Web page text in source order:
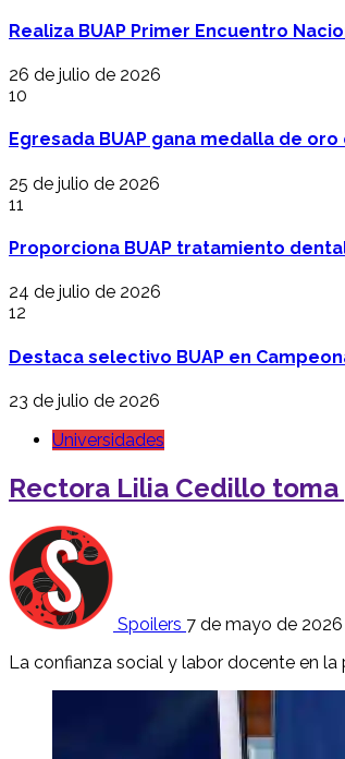
Realiza BUAP Primer Encuentro
26 de julio de 2026
10
Egresada BUAP gana medalla de
25 de julio de 2026
11
Proporciona BUAP tratamiento
24 de julio de 2026
12
Destaca selectivo BUAP en
23 de julio de 2026
Universidades
Rectora Lilia Cedillo
Spoilers 7 de mayo de 2026
La confianza social y labor docente en la